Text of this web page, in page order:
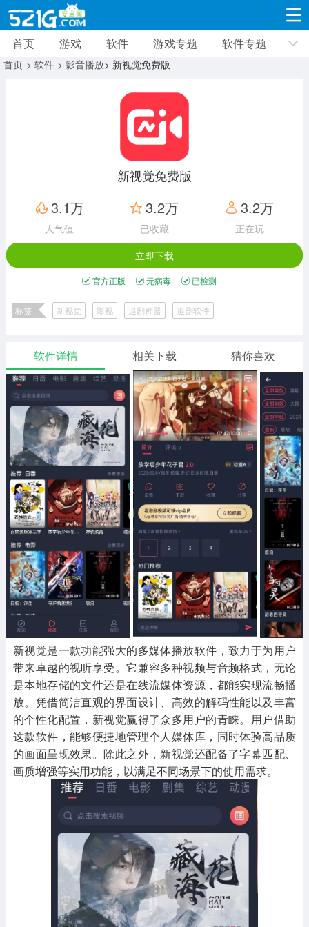
游戏 软件 游戏专题 软件专题 新闻资讯
动作闯关
12950款应用
赛车竞速
3624款应用
卡牌对战
2045款应用
体育运动
1276款应用
手游辅助
1957款应用
二次元
模拟经营
仙侠手游
484款应用
手赚网赚
446款应用
绝地求生
34款应用
三国游戏
3928款应用
我的世界
69款应用
像素游戏
700款应用
其他
981款应用
末日游戏
1404款应用
pc游戏
3432款应用
游戏攻略
63款应用
软件教程
8款应用
8款应用
首页 游戏 软件 游戏专题 软件专题
首页 > 软件 > 影音播放> 新视觉免费版
新视觉免费版
3.1万
人气值
3.2万
已收藏
3.2万
正在玩
立即下载
官方正版 无病毒 已检测
标签 新视觉 影视 追剧神器 追剧软件
软件详情 相关下载 猜你喜欢
新视觉是一款功能强大的多媒体播放软件，致力于为用户
带来卓越的视听享受。它兼容多种视频与音频格式，无论
是本地存储的文件还是在线流媒体资源，都能实现流畅播
放。凭借简洁直观的界面设计、高效的解码性能以及丰富
的个性化配置，新视觉赢得了众多用户的青睐。用户借助
这款软件，能够便捷地管理个人媒体库，同时体验高品质
的画面呈现效果。除此之外，新视觉还配备了字幕匹配、
画质增强等实用功能，以满足不同场景下的使用需求。